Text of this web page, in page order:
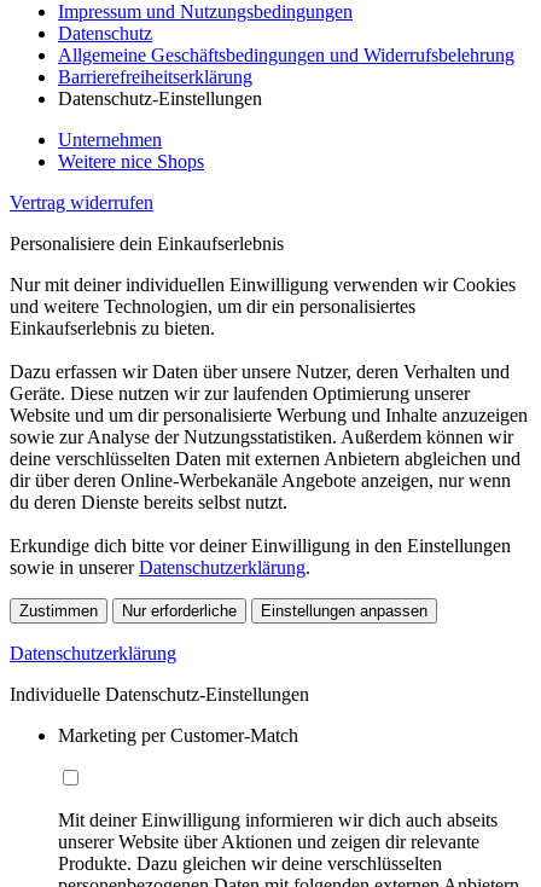
Impressum und Nutzungsbedingungen
Datenschutz
Allgemeine Geschäftsbedingungen und Widerrufsbelehrung
Barrierefreiheitserklärung
Datenschutz-Einstellungen
Unternehmen
Weitere nice Shops
Vertrag widerrufen
Personalisiere dein Einkaufserlebnis
Nur mit deiner individuellen Einwilligung verwenden wir Cookies
und weitere Technologien, um dir ein personalisiertes
Einkaufserlebnis zu bieten.
Dazu erfassen wir Daten über unsere Nutzer, deren Verhalten und
Geräte. Diese nutzen wir zur laufenden Optimierung unserer
Website und um dir personalisierte Werbung und Inhalte anzuzeigen
sowie zur Analyse der Nutzungsstatistiken. Außerdem können wir
deine verschlüsselten Daten mit externen Anbietern abgleichen und
dir über deren Online-Werbekanäle Angebote anzeigen, nur wenn
du deren Dienste bereits selbst nutzt.
Erkundige dich bitte vor deiner Einwilligung in den Einstellungen
sowie in unsererDatenschutzerklärung.
Zustimmen Nur erforderliche Einstellungen anpassen
Datenschutzerklärung
Individuelle Datenschutz-Einstellungen
Marketing per Customer-Match
Mit deiner Einwilligung informieren wir dich auch abseits
unserer Website über Aktionen und zeigen dir relevante
Produkte. Dazu gleichen wir deine verschlüsselten